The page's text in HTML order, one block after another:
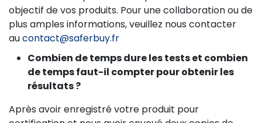
objectif de vos produits. Pour une collaboration ou de
plus amples informations, veuillez nous contacter
aucontact@saferbuy.fr
Combien de temps dure les tests et combien
de temps faut-il compter pour obtenir les
résultats ?
Après avoir enregistré votre produit pour